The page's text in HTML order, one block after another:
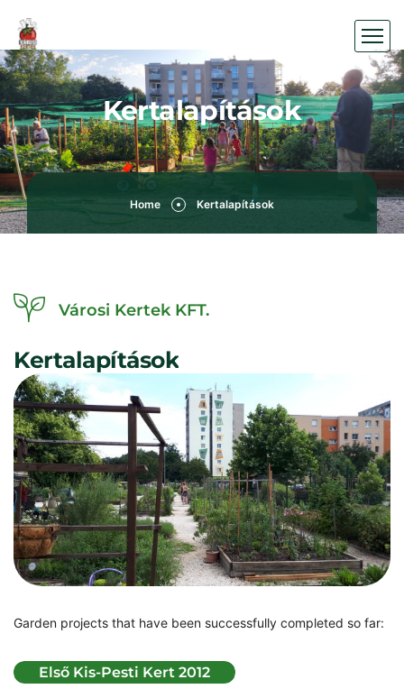
Kertalapítások
Home Kertalapítások
Városi Kertek KFT.
Kertalapítások
Garden projects that have been successfully completed so far: